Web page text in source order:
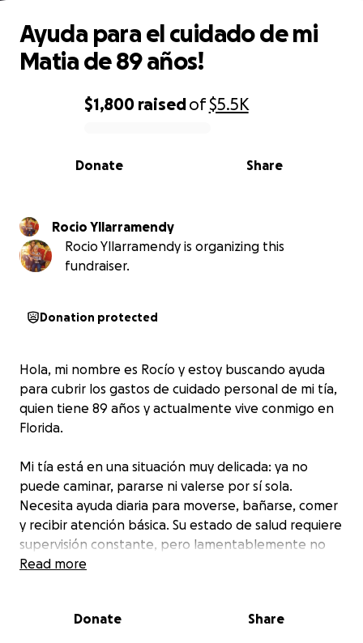
0% complete
$1,800 raisedof$5.5K
Share
Donate
Ayuda para el cuidado de mi
Matia de 89 años!
Rocio Yllarramendy
Rocio Yllarramendy is organizing this
fundraiser.
Donation protected
Hola, mi nombre es Rocío y estoy buscando ayuda
para cubrir los gastos de cuidado personal de mi tía,
quien tiene 89 años y actualmente vive conmigo en
Florida.
Mi tía está en una situación muy delicada: ya no
puede caminar, pararse ni valerse por sí sola.
Necesita ayuda diaria para moverse, bañarse, comer
y recibir atención básica. Su estado de salud requiere
supervisión constante, pero lamentablemente no
califica para Medicaid debido a su estatus migratorio.
Read more
Donate Share